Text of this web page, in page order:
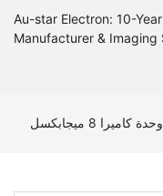
وحدة كاميرا 8 ميجابكسل